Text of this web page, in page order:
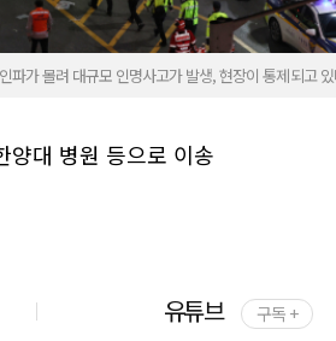
파가 몰려 대규모 인명사고가 발생, 현장이 통제되고
양대 병원 등으로 이송
유튜브 구독 +